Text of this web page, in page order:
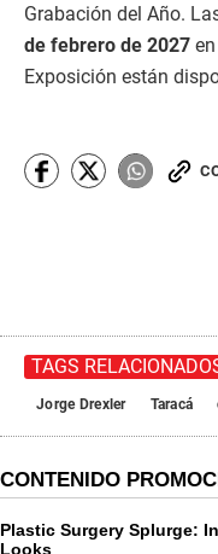
Grabación del Año.
de febrero de 2027
Exposición están
TAGS
Jorge Drexler Taracá